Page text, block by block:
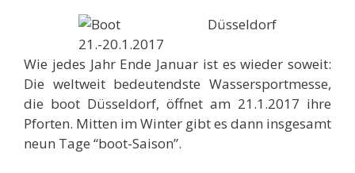
Wie jedes Jahr Ende Januar ist es wieder soweit:
Die weltweit bedeutendste Wassersportmesse,
die boot Düsseldorf, öffnet am 21.1.2017 ihre
Pforten. Mitten im Winter gibt es dann insgesamt
neun Tage “boot-Saison”.